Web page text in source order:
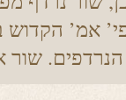
אמ’ הקדוש